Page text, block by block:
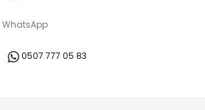
WhatsApp
0507 777 05 83